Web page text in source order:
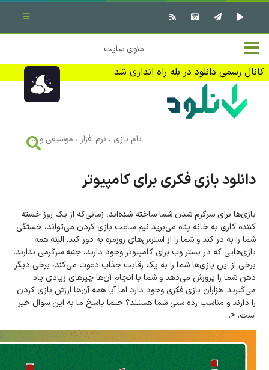
خانه
تماس با ما
تبلیغات
منوی سایت
کانال رسمی دانلود در بله راه اندازی شد
✖ بستن منو
نرم افزار کامپیوتر
بازی کامپیوتر
کتاب
وبلاگ
جهت دریافت آخرین اخبار و اطلاعات ما را در کانال رسمی دانلود در
بله دنبال کنید (ورود)
بازی
،
موسیقی
دانلود بازی فکری برای کامپیوتر
بازی‌ها برای سرگرم شدن شما ساخته شده‌اند، زمانی‌که از یک روز خسته
کننده کاری به خانه پناه می‌برید نیم ساعت بازی کردن می‌تواند، خستگی
شما را به در کند و شما را از استرس‌های روزمره به دور کند. البته همه
بازی‌هایی که در بستر وب برای کامپیوتر وجود دارند، جنبه سرگرمی ندارند.
برخی از این بازی‌ها شما را به یک رقابت جذاب دعوت می‌کند، برخی دیگر
ذهن شما را پرورش می‌دهد و شما با انجام آن‌ها چیزهای زیادی یاد
می‌گیرید. هزاران بازی فکری وجود دارد اما آیا همه آن‌ها ارزش بازی کردن
را دارند و مناسب رده سنی شما هستند؟ حتما پاسخ ما به این سوال خیر
است. <...